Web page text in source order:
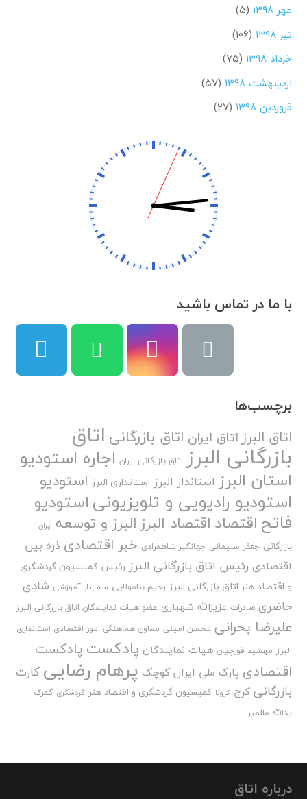
مهر ۱۳۹۸
(۵)
تیر ۱۳۹۸
(۱۰۶)
خرداد ۱۳۹۸
(۷۵)
اردیبهشت ۱۳۹۸
(۵۷)
فروردین ۱۳۹۸
(۲۷)
با ما در تماس باشید
برچسب‌ها
اتاق البرزاتاق ایران اتاق بازرگانی اتاق
بازرگانی البرز اتاق بازرگانی ایران اجاره استودیو
استان البرز استاندار البرز استانداری البرز استودیو
استودیو رادیویی و تلویزیونیاستودیو
فاتح اقتصاد اقتصاد البرزالبرز و توسعه ایران
بازرگانی جعفر سلیمانی جهانگیر شاهمرادی خبر اقتصادی ذره بین
اقتصادی رئیس اتاق بازرگانی البرز رئیس کمیسیون گردشگری
و اقتصاد هنر اتاق بازرگانی البرز رحیم بنامولایی سمینار آموزشی شادی
حاضری صادرات عزیزالله شهبازی عضو هیات نمایندگان اتاق بازرگانی البرز
علیرضا بحرانی محسن امینی معاون هماهنگی امور اقتصادی استانداری
البرز مهشید قورچیان هیات نمایندگان پادکست پادکست
اقتصادی پارک ملی ایران کوچک پرهام رضایی کارت
بازرگانی کرج کرونا کمیسیون گردشگری و اقتصاد هنر گردشگری گمرک
یدالله مالمیر
درباره اتاق